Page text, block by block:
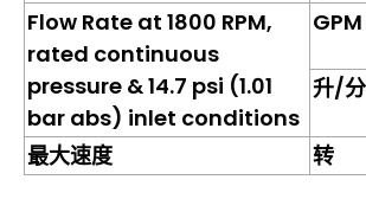
Flow Rate at 1800 RPM,
rated continuous
pressure & 14.7 psi (1.01
bar abs) inlet conditions
GPM
升/
最大速度 转